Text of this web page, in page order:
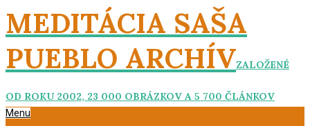
Skip
to
content
MEDITÁCIA SAŠA
PUEBLO ARCHÍVZALOŽENÉ
OD ROKU 2002, 23 000 OBRÁZKOV A 5 700 ČLÁNKOV
Primary
Menu